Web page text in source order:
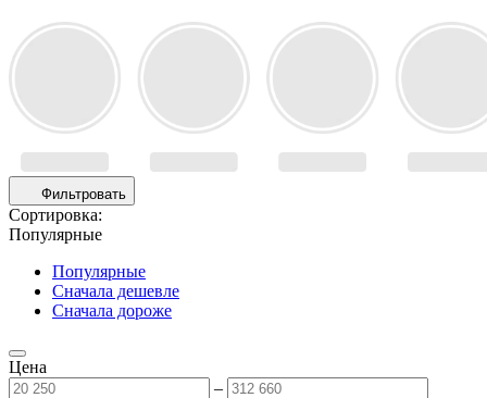
Фильтровать
Сортировка:
Популярные
Популярные
Сначала дешевле
Сначала дороже
Цена
–